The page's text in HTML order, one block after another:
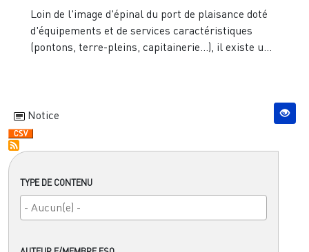
TYPE DE CONTENU
Loin de l'image d'épinal du port de plaisance doté
d'équipements et de services caractéristiques
(pontons, terre-pleins, capitainerie...), il existe u...
Notice